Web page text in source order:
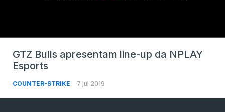
GTZ Bulls apresentam line-up da NPLAY
Esports
COUNTER-STRIKE 7 jul 2019